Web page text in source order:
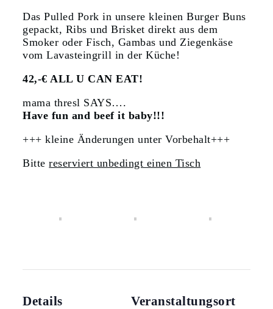
Das Pulled Pork in unsere kleinen Burger Buns
gepackt, Ribs und Brisket direkt aus dem
Smoker oder Fisch, Gambas und Ziegenkäse
vom Lavasteingrill in der Küche!
42,-€ ALL U CAN EAT!
mama thresl SAYS….
Have fun and beef it baby!!!
+++ kleine Änderungen unter Vorbehalt+++
Bittereserviert unbedingt einen Tisch
Details Veranstaltungsort